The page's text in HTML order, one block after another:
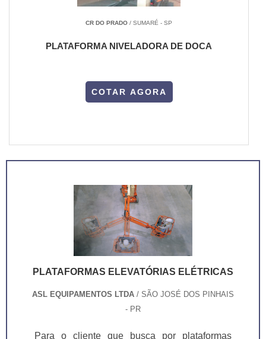
CR DO PRADO / SUMARÉ - SP
PLATAFORMA NIVELADORA DE DOCA
COTAR AGORA
PLATAFORMAS ELEVATÓRIAS ELÉTRICAS
ASL EQUIPAMENTOS LTDA / SÃO JOSÉ DOS PINHAIS
- PR
Para o cliente que busca por plataformas